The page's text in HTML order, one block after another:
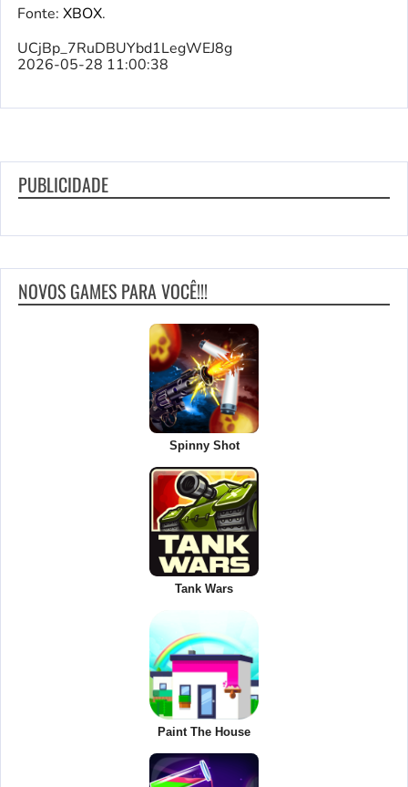
Fonte: XBOX.
UCjBp_7RuDBUYbd1LegWEJ8g
2026-05-28 11:00:38
PUBLICIDADE
NOVOS GAMES PARA VOCÊ!!!
Spinny Shot
Tank Wars
Paint The House